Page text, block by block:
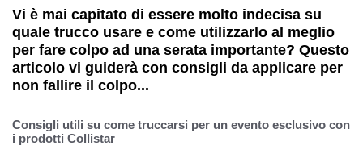
Vi è mai capitato di essere molto indecisa su
quale trucco usare e come utilizzarlo al meglio
per fare colpo ad una serata importante? Questo
articolo vi guiderà con consigli da applicare per
non fallire il colpo...
Consigli utili su come truccarsi per un evento esclusivo con
i prodotti Collistar